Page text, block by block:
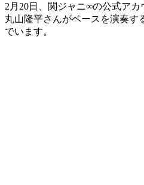
2月20日、関ジャニ∞の公式アカ
丸山隆平さんがベースを演奏す
でいます。